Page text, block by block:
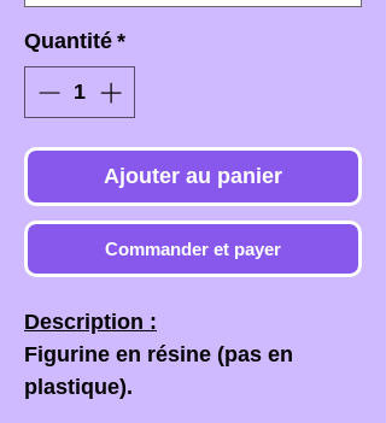
Quantité *
Ajouter au panier
Commander et payer
Description :
Figurine en résine (pas en
plastique).